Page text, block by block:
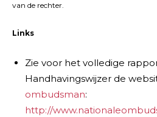
van de rechter.
Links
Zie voor het volledige
Handhavingswijzer de
ombudsman:
http://